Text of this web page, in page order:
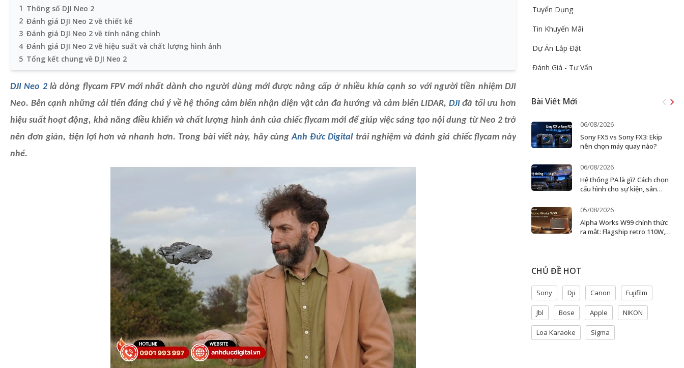
1 Thông số DJI Neo 2
2 Đánh giá DJI Neo 2 về thiết kế
3 Đánh giá DJI Neo 2 về tính năng chính
4 Đánh giá DJI Neo 2 về hiệu suất và chất lượng hình ảnh
5 Tổng kết chung về DJI Neo 2
DJI Neo 2là dòng flycam FPV mới nhất dành cho người dùng mới được nâng cấp ở nhiều khía cạnh so với người tiền nhiệm DJI
Neo. Bên cạnh những cải tiến đáng chú ý về hệ thống cảm biến nhận diện vật cản đa hướng và cảm biến LIDAR, DJIđã tối ưu hơn
hiệu suất hoạt động, khả năng điều khiển và chất lượng hình ảnh của chiếc flycam mới để giúp việc sáng tạo nội dung từ Neo 2 trở
nên đơn giản, tiện lợi hơn và nhanh hơn. Trong bài viết này, hãy cùngAnh Đức Digital trải nghiệm và đánh giá chiếc flycam này
nhé.
Tuyển Dụng
Tin Khuyến Mãi
Dự Án Lắp Đặt
Đánh Giá - Tư Vấn
Bài Viết Mới
06/08/2026
Sony FX5 vs Sony FX3: Ekip
nên chọn máy quay nào?
06/08/2026
Hệ thống PA là gì? Cách chọn
cấu hình cho sự kiện, sân
05/08/2026
Alpha Works W99 chính thức
ra mắt: Flagship retro 110W,
CHỦ ĐỀ HOT
Sony Dji Canon Fujifilm
Jbl Bose Apple NIKON
Loa Karaoke Sigma